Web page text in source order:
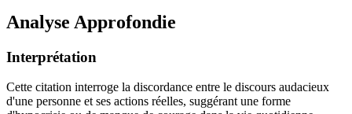
Analyse Approfondie
Interprétation
Cette citation interroge la discordance entre le discours audacieux
d'une personne et ses actions réelles, suggérant une forme